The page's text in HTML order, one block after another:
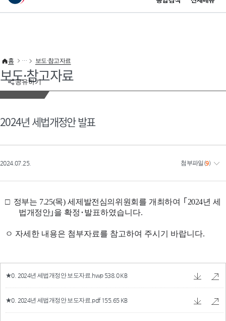
이 누리집은 대한민국 공식 전자정부 누리집입니다.
공유하기
홈 보도·참고자료
보도·참고자료
2024년 세법개정안 발표
2024.07.25. 첨부파일 (9)
★0. 2024년 세법개정안 보도자료.hwp 538.0 KB
★0. 2024년 세법개정안 보도자료.pdf 155.65 KB